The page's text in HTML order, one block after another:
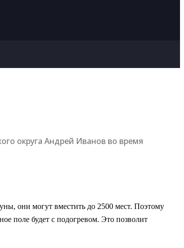
округа Андрей Иванов во время
они могут вместить до 2500 мест. Поэтому
поле будет с подогревом. Это позволит